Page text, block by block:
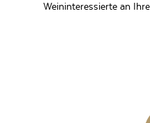
Weininteressierte an